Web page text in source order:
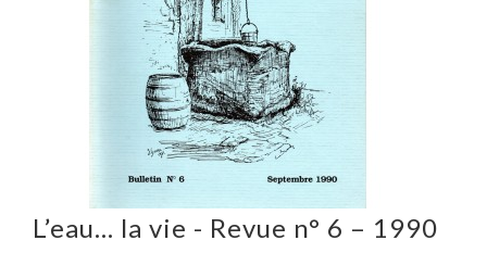
L’eau… la vie - Revue n° 6 – 1990